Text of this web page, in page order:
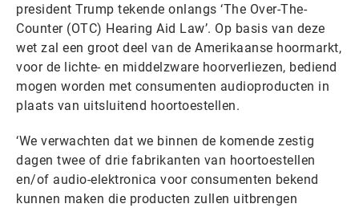
president Trump tekende onlangs ‘The Over-The-
Counter (OTC) Hearing Aid Law’. Op basis van deze
wet zal een groot deel van de Amerikaanse hoormarkt,
voor de lichte- en middelzware hoorverliezen, bediend
mogen worden met consumenten audioproducten in
plaats van uitsluitend hoortoestellen.
‘We verwachten dat we binnen de komende zestig
dagen twee of drie fabrikanten van hoortoestellen
en/of audio-elektronica voor consumenten bekend
kunnen maken die producten zullen uitbrengen